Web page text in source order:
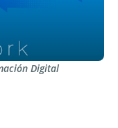
Digital